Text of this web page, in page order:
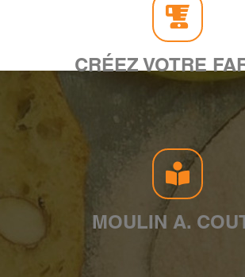
CRÉEZ VOTRE
MOULIN A.